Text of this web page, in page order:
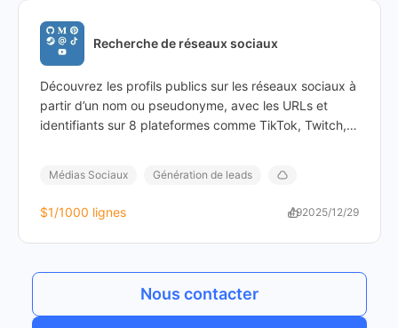
Recherche de réseaux sociaux
Découvrez les profils publics sur les réseaux sociaux à
partir d’un nom ou pseudonyme, avec les URLs et
identifiants sur 8 plateformes comme TikTok, Twitch,
Médias Sociaux Génération de leads
$1/1000 lignes 492025/12/29
Nous contacter